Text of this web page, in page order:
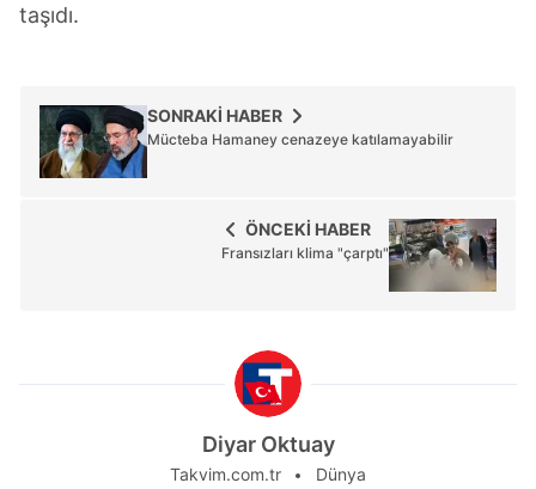
taşıdı.
SONRAKİ HABER
Mücteba Hamaney cenazeye katılamayabilir
ÖNCEKİ HABER
Fransızları klima "çarptı"
Diyar Oktuay
Takvim.com.tr Dünya